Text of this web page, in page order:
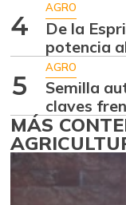
4
AGRO
De la
potencia
5
AGRO
Semilla
claves
MÁS